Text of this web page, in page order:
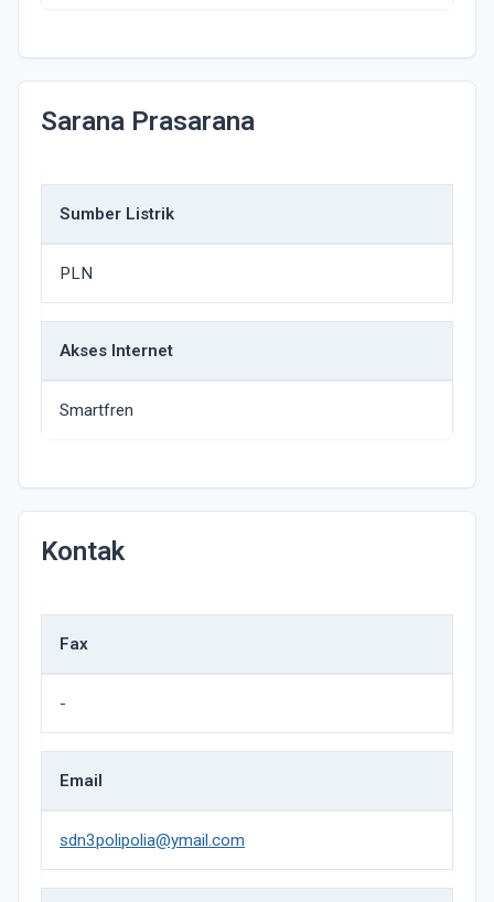
Sarana Prasarana
Sumber Listrik
PLN
Akses Internet
Smartfren
Kontak
Fax
-
Email
sdn3polipolia@ymail.com